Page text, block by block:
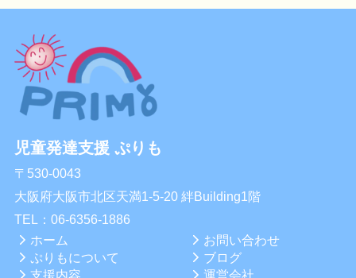
児童発達支援 ぷりも
〒530-0043
大阪府大阪市北区天満1-5-20 絆Building1階
TEL： 06-6356-1886
ホーム
ぷりもについて
支援内容
お問い合わせ
ブログ
運営会社